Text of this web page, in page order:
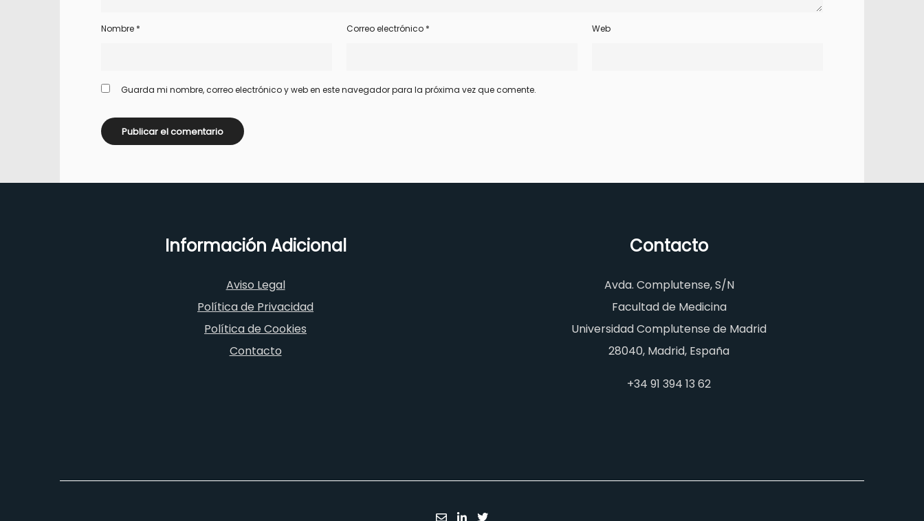
Nombre * Correo electrónico * Web
Guarda mi nombre, correo electrónico y web en este navegador para la próxima vez que comente.
Información Adicional
Aviso Legal
Política de Privacidad
Política de Cookies
Contacto
Contacto
Avda. Complutense, S/N
Facultad de Medicina
Universidad Complutense de Madrid
28040, Madrid, España
+34 91 394 13 62